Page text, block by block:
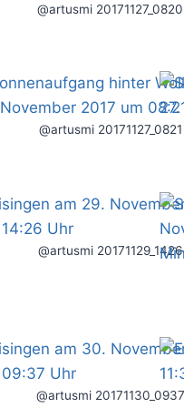
@artusmi 20171127_0820
@artusmi 20171127_0821
@artusmi 20171129_1426
@artusmi 20171130_0937